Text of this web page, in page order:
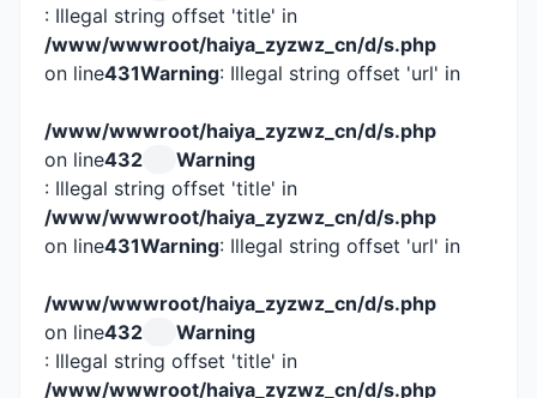
: Illegal string offset 'title' in
/www/wwwroot/haiya_zyzwz_cn/d/s.php
on line431Warning: Illegal string offset 'url' in
/www/wwwroot/haiya_zyzwz_cn/d/s.php
on line432
Warning
: Illegal string offset 'title' in
/www/wwwroot/haiya_zyzwz_cn/d/s.php
on line431Warning: Illegal string offset 'url' in
/www/wwwroot/haiya_zyzwz_cn/d/s.php
on line432
Warning
: Illegal string offset 'title' in
/www/wwwroot/haiya_zyzwz_cn/d/s.php